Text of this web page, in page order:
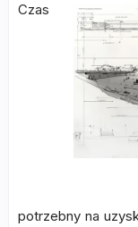
Czas
potrzebny na